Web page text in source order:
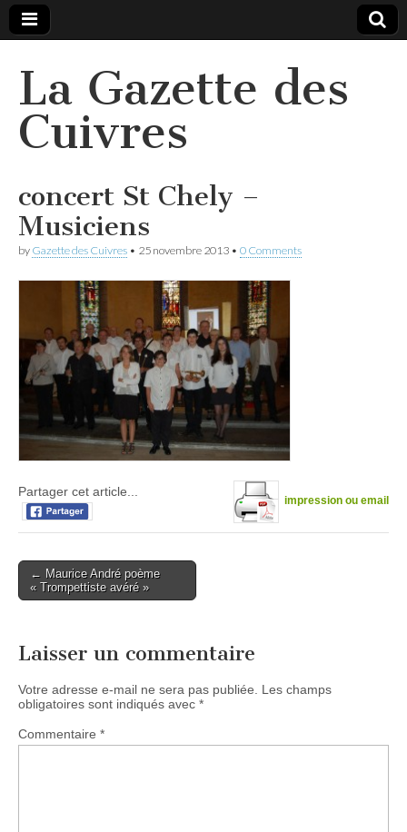
La Gazette des
Cuivres
concert St Chely –
Musiciens
by Gazette des Cuivres • 25 novembre 2013 • 0 Comments
impression ou email
Partager cet article...
Post
navigation
← Maurice André poème
« Trompettiste avéré »
Laisser un commentaire
Votre adresse e-mail ne sera pas publiée.
Les champs
obligatoires sont indiqués avec *
Commentaire *